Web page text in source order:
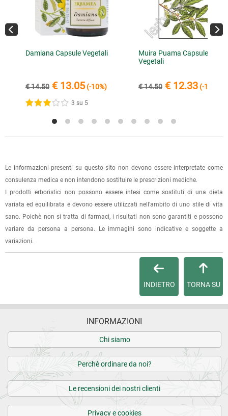
1 recensione verificata daeKomi
negozio" al momento della scelta della modalità di
spedizione, in questo modo non ti verranno addebitate le
spese di spedizione e sarai avvisato con una e-mail quando
oppure dalla fattura se richiesta al momento dell'ordine
specificando l'indirizzo di fatturazione).
Per qualsiasi informazione, contattaci viae-mail.
Per maggiori dettagli, vedi leCondizioni di vendita
Damiana Capsule Vegetali
€ 14.50 € 13.05(-10%)
3 su 5
Muira Puama Capsule
Vegetali
€ 14.50 € 12.33 (-15%)
Le informazioni presenti su questo sito non devono essere interpretate come
consulenza medica e non intendono sostituire le prescrizioni mediche.
I prodotti erboristici non possono essere intesi come sostituti di una dieta
variata ed equilibrata e devono essere utilizzati nell'ambito di uno stile di vita
sano. Poichè non si tratta di farmaci, i risultati non sono garantiti e possono
variare da persona a persona. Le immagini sono indicative e soggette a
variazioni.
TORNA SU
INDIETRO
INFORMAZIONI
Chi siamo
Perchè ordinare da noi?
Le recensioni dei nostri clienti
Privacy e cookies